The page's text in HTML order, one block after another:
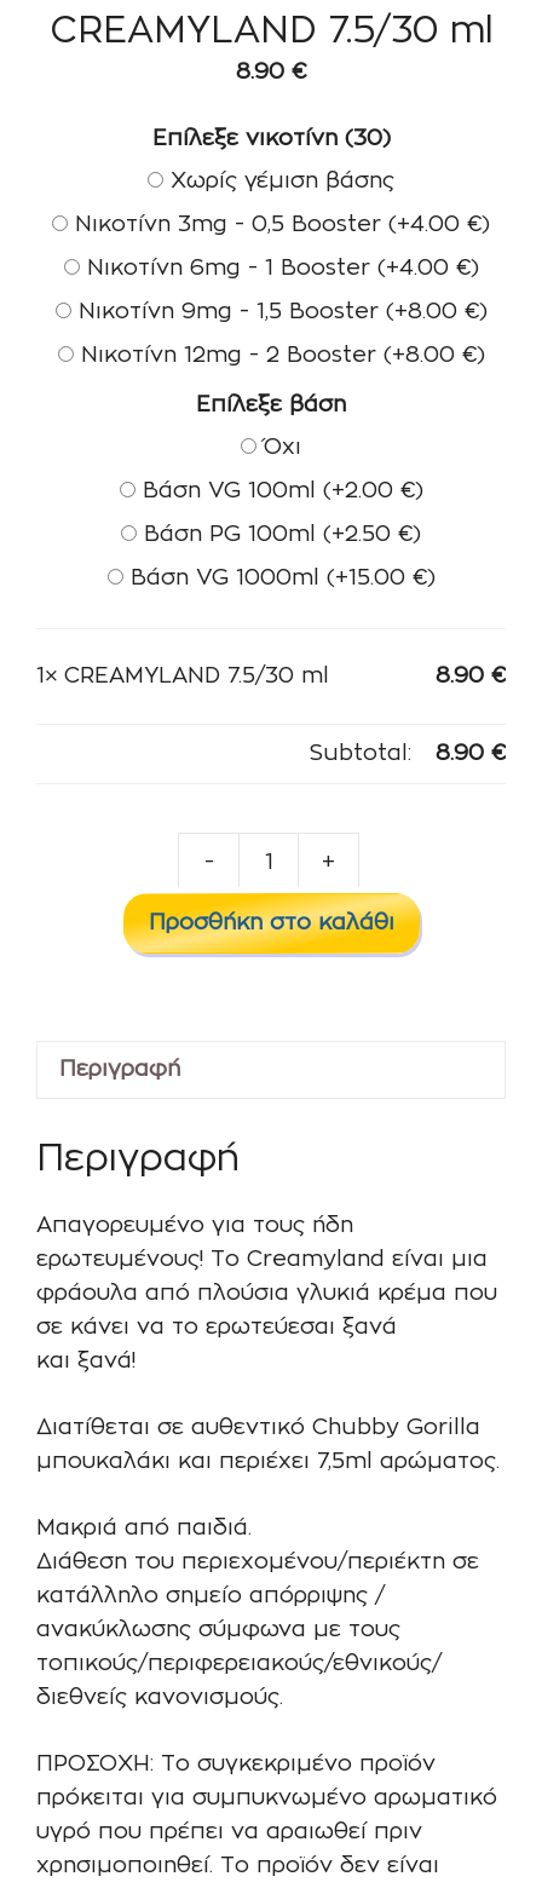
CREAMYLAND 7.5/30 ml
8.90 €
Επίλεξε νικοτίνη (30)
Χωρίς γέμιση βάσης
Νικοτίνη 3mg - 0,5 Booster (+4.00 €)
Νικοτίνη 6mg - 1 Booster (+4.00 €)
Νικοτίνη 9mg - 1,5 Booster (+8.00 €)
Νικοτίνη 12mg - 2 Booster (+8.00 €)
Επίλεξε βάση
Όχι
Βάση VG 100ml (+2.00 €)
Βάση PG 100ml (+2.50 €)
Βάση VG 1000ml (+15.00 €)
1× CREAMYLAND 7.5/30 ml 8.90 €
Subtotal: 8.90 €
-
7.5/30
+
Προσθήκη στο καλάθι
Περιγραφή
Περιγραφή
Απαγορευμένο για τους ήδη
ερωτευμένους! Το Creamyland είναι μια
φράουλα από πλούσια γλυκιά κρέμα που
σε κάνει να το ερωτεύεσαι ξανά
και ξανά!
Διατίθεται σε αυθεντικό Chubby Gorilla
μπουκαλάκι και περιέχει 7,5ml αρώματος.
Μακριά από παιδιά.
Διάθεση του περιεχομένου/περιέκτη σε
κατάλληλο σημείο απόρριψης /
ανακύκλωσης σύμφωνα με τους
τοπικούς/περιφερειακούς/εθνικούς/
διεθνείς κανονισμούς.
ΠΡΟΣΟΧΗ: Το συγκεκριμένο προϊόν
πρόκειται για συμπυκνωμένο αρωματικό
υγρό που πρέπει να αραιωθεί πριν
χρησιμοποιηθεί. Το προϊόν δεν είναι